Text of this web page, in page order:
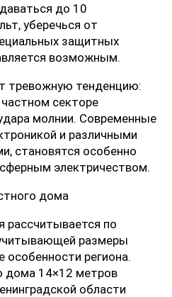
до 10
уберечься от
защитных
возможным.
тревожную тенденцию:
секторе
молнии. Современные
и различными
становятся особенно
электричеством.
рассчитывается по
размеры
особенности региона.
дома 14×12 метров
области